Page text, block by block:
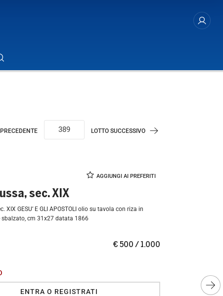
LOTTO SUCCESSIVO
sec. XIX
sbalzato, cm 31x27 datata 1866
€ 500 / 1.000
ENTRA O REGISTRATI